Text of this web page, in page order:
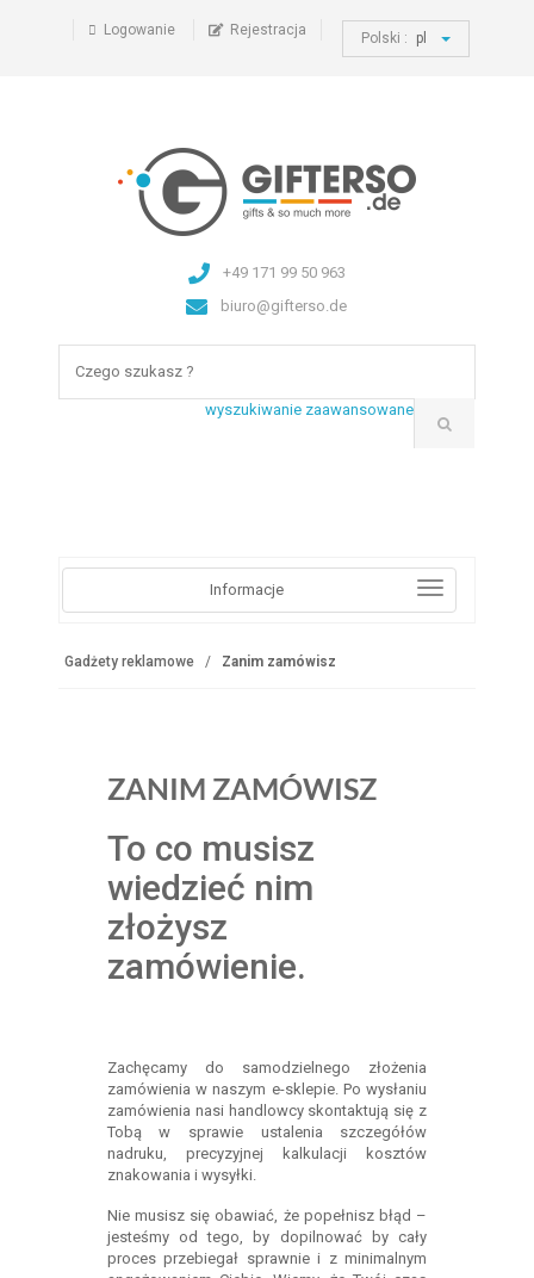
Logowanie Rejestracja Polski : pl
+49 171 99 50 963
biuro@gifterso.de
wyszukiwanie zaawansowane
Informacje
Gadżety reklamowe Zanim zamówisz
ZANIM ZAMÓWISZ
To co musisz
wiedzieć nim
złożysz
zamówienie.
Zachęcamy do samodzielnego złożenia
zamówienia w naszym e-sklepie. Po wysłaniu
zamówienia nasi handlowcy skontaktują się z
Tobą w sprawie ustalenia szczegółów
nadruku, precyzyjnej kalkulacji kosztów
znakowania i wysyłki.
Nie musisz się obawiać, że popełnisz błąd –
jesteśmy od tego, by dopilnować by cały
proces przebiegał sprawnie i z minimalnym